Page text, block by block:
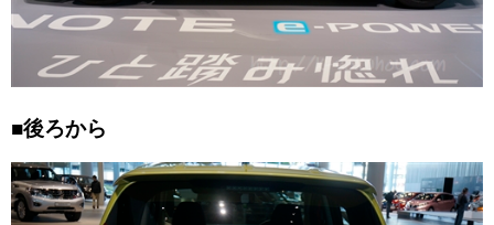
■後ろから